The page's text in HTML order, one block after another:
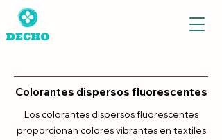
Colorantes dispersos fluorescentes
Los colorantes dispersos fluorescentes
proporcionan colores vibrantes en textiles